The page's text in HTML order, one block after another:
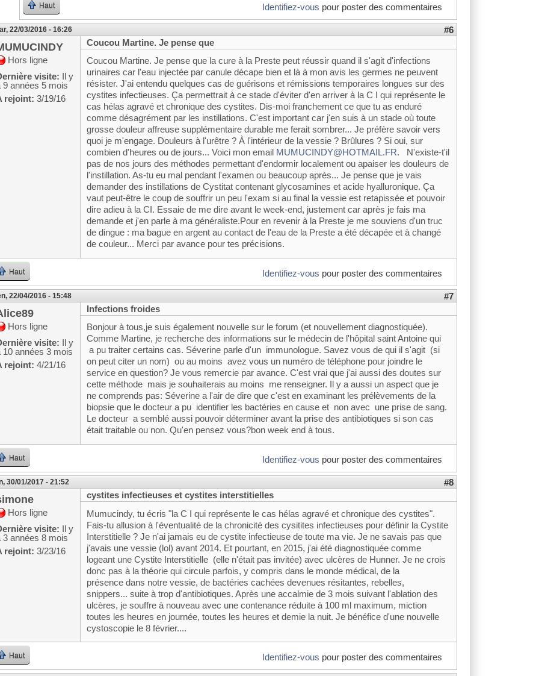
Haut Identifiez-vous pour poster des commentaires
22/03/2016 - 16:26 #6
Hors ligne
visite: Il y
9 années 5 mois
rejoint: 3/19/16
Coucou Martine. Je pense que
Coucou Martine. Je pense que la cure à la Preste peut réussir quand il s'agit d'infections
urinaires car l'eau injectée par canule décape bien et là à mon avis les germes ne peuvent
résister. J'ai entendu quelques cas de guérisons et rémissions temporaires longues sur des
cystites infectieuses. Ça permettrait à ce stade d'éviter d'en arriver à la C I qui représente le
cas hélas agravé et chronique des cystites. Dis-moi franchement ce que tu as enduré
comme désagrément par les instillations. C'est important car j'en suis à un stade où toute
grosse douleur affreuse supplémentaire durable me ferait sombrer... Je préfère savoir vers
quoi je m'engage. Douleurs à l'urêtre ? À l'intérieur de la vessie ? Brûlures ? Si oui, sur
combien d'heures ou de jours... Voici mon email MUMUCINDY@HOTMAIL.FR. N'existe-t'il
pas de nos jours des méthodes permettant d'endormir localement ou apaiser les douleurs de
l'instillation. As-tu eu mal pendant l'examen ou beaucoup après... Je pense que je vais
demander des instillations de Cystitat contenant glycosamines et acide hyalluronique. Ça
vaut peut-être le coup de souffrir un peu l'exam si au final la vessie est retapissée et pouvoir
dire adieu à la CI. Essaie de me dire avant le week-end, justement car après je fais ma
demande et j'en parle à ma généraliste.Pour en revenir à la Preste je me souviens d'un truc
de dingue : ma bague en argent au contact de l'eau de la Preste a été décapée et à changé
de couleur... Merci par avance pour tes précisions.
Haut Identifiez-vous pour poster des commentaires
22/04/2016 - 15:48 #7
Hors ligne
visite: Il y
10 années 3 mois
rejoint: 4/21/16
Infections froides
Bonjour à tous,je suis également nouvelle sur le forum (et nouvellement diagnostiquée).
Comme Martine, je recherche des informations sur le médecin de l'hôpital saint Antoine qui
a pu traiter certains cas. Séverine parle d'un immunologue. Savez vous de qui il s'agit (si
on peut citer un nom) ou au moins avez vous un numéro de téléphone pour joindre le
service en question? Je vous remercie par avance. C'est vrai que j'ai aussi des doutes sur
cette méthode mais je souhaiterais au moins me renseigner. Il y a aussi un aspect que je
ne comprends pas: Séverine a l'air de dire que c'est en examinant les prélèvements de la
biopsie que le docteur a pu identifier les bactéries en cause et non avec une prise de sang.
Le docteur a semblé aussi pouvoir déterminer avant la prise des antibiotiques si son cas
était traitable ou non. Qu'en pensez vous?bon week end à tous.
Haut Identifiez-vous pour poster des commentaires
30/01/2017 - 21:52 #8
Hors ligne
visite: Il y
3 années 8 mois
rejoint: 3/23/16
cystites infectieuses et cystites interstitielles
Mumucindy, tu écris "la C I qui représente le cas hélas agravé et chronique des cystites".
Fais-tu allusion à l'éventualité de la chronicité des cysitites infectieuses pour définir la Cystite
Interstitielle ? Je n'ai jamais eu de cystite infectieuse de toute ma vie. Je ne savais pas que
j'avais une vessie (lol) avant 2014. Et pourtant, en 2015, j'ai été diagnostiquée comme
logeant une Cystite Interstitielle (elle n'était pas invitée) avec ulcères de Hunner. Je ne crois
donc pas à la théorie qui circule parfois, y compris dans le monde médical, de la
présence dans notre vessie, de bactéries cachées devenues résitantes, rebelles,
snippers... suite à trop d'antibiotiques. Après une accalmie de 3 mois suivant l'ablation des
ulcères, je souffre à nouveau avec une contenance réduite à 100 ml maximum, miction
toutes les heures en journée, toutes les heures et demie la nuit. Je bénéfice d'une nouvelle
cystoscopie le 8 février....
Haut Identifiez-vous pour poster des commentaires